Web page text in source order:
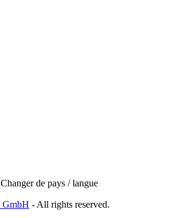
Changer de pays / langue
GmbH - All rights reserved.